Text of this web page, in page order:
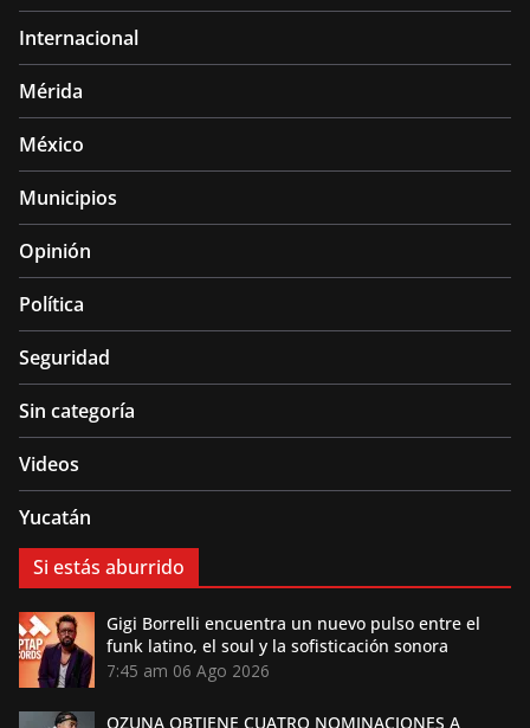
Internacional
Mérida
México
Municipios
Opinión
Política
Seguridad
Sin categoría
Videos
Yucatán
Si estás aburrido
Gigi Borrelli encuentra un nuevo pulso entre el
funk latino, el soul y la sofisticación sonora
7:45 am 06 Ago 2026
OZUNA OBTIENE CUATRO NOMINACIONES A